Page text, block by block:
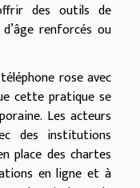
des outils de
renforcés ou
rose avec
cette pratique se
Les acteurs
des institutions
place des chartes
en ligne et à